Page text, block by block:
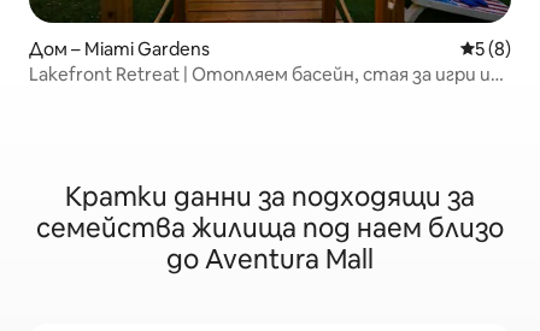
Дом – Miami Gardens Средна
5 (8)
Lakefront Retreat | Отопляем басейн, стая за игри и
Кратки данни за подходящи за
семейства жилища под наем близо
до Aventura Mall